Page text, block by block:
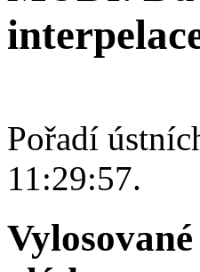
Pořadí
11:29:57.